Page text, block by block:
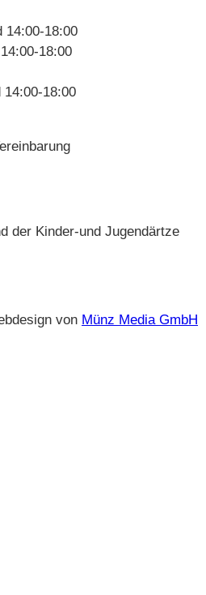
14:00-18:00
18:00
14:00-18:00
der Kinder-und Jugendärtze
von Münz Media GmbH